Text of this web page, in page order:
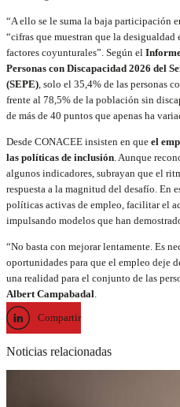
“A ello se le suma la baja participación
“cifras que muestran que la
factores coyunturales”. Según el
Personas con Discapacidad 2026 del
(SEPE), solo el 35,4% de las personas
frente al 78,5% de la población sin
de más de 40 puntos que apenas ha
Desde CONACEE insisten en que el
las políticas de inclusión . Aunque
algunos indicadores, subrayan que el
respuesta a la magnitud del desafío. En
políticas activas de empleo, facilitar el
impulsando modelos que han
“No basta con mejorar lentamente. Es
oportunidades para que el empleo deje
una realidad para el conjunto de las
Albert Campabadal
Compartir
Noticias relacionadas